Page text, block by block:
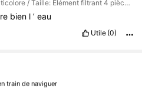
Couleur: Multicolore / Taille: Élément filtrant 4 pièces uniquement
bien l’eau
Utile (0)
train de naviguer